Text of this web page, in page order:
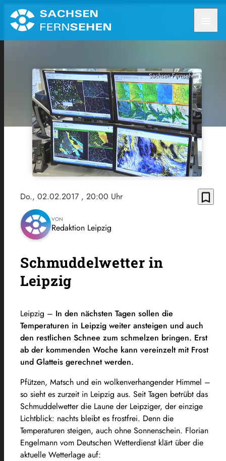
Sachsen Fernsehen
Do., 02.02.2017 , 20:00 Uhr bookmark_border
VON
Redaktion Leipzig
Schmuddelwetter in
Leipzig
Leipzig – In den nächsten Tagen sollen die
Temperaturen in Leipzig weiter ansteigen und auch
den restlichen Schnee zum schmelzen bringen. Erst
ab der kommenden Woche kann vereinzelt mit Frost
und Glatteis gerechnet werden.
Pfützen, Matsch und ein wolkenverhangender Himmel –
so sieht es zurzeit in Leipzig aus. Seit Tagen betrübt das
Schmuddelwetter die Laune der Leipziger, der einzige
Lichtblick: nachts bleibt es frostfrei. Denn die
Temperaturen steigen, auch ohne Sonnenschein. Florian
Engelmann vom Deutschen Wetterdienst klärt über die
aktuelle Wetterlage auf: